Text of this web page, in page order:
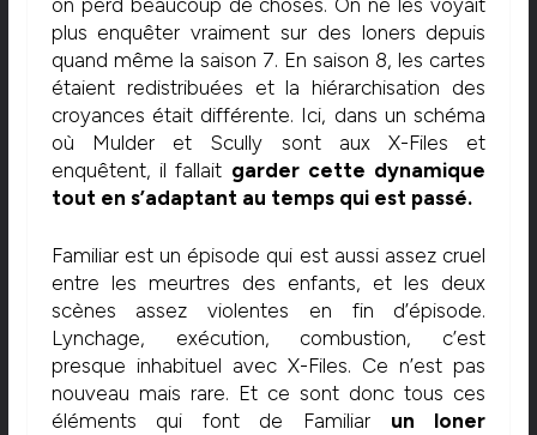
plus enquêter vraiment sur des loners depuis
quand même la saison 7. En saison 8, les cartes
étaient redistribuées et la hiérarchisation des
croyances était différente. Ici, dans un schéma
où Mulder et Scully sont aux X-Files et
enquêtent, il fallait garder cette dynamique
tout en s’adaptant au temps qui est passé.
Familiar est un épisode qui est aussi assez cruel
entre les meurtres des enfants, et les deux
scènes assez violentes en fin d’épisode.
Lynchage, exécution, combustion, c’est
presque inhabituel avec X-Files. Ce n’est pas
nouveau mais rare. Et ce sont donc tous ces
éléments qui font de Familiar un loner